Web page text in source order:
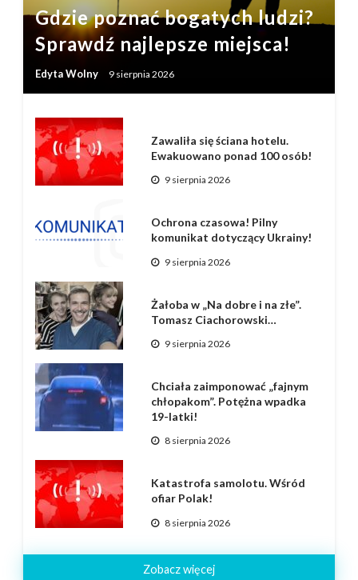
Gdzie poznać bogatych ludzi?
Sprawdź najlepsze miejsca!
Edyta Wolny 9 sierpnia 2026
Zawaliła się ściana hotelu.
Ewakuowano ponad 100 osób!
9 sierpnia 2026
Ochrona czasowa! Pilny
komunikat dotyczący Ukrainy!
9 sierpnia 2026
Żałoba w „Na dobre i na złe”.
Tomasz Ciachorowski…
9 sierpnia 2026
Chciała zaimponować „fajnym
chłopakom”. Potężna wpadka
19-latki!
8 sierpnia 2026
Katastrofa samolotu. Wśród
ofiar Polak!
8 sierpnia 2026
Zobacz więcej